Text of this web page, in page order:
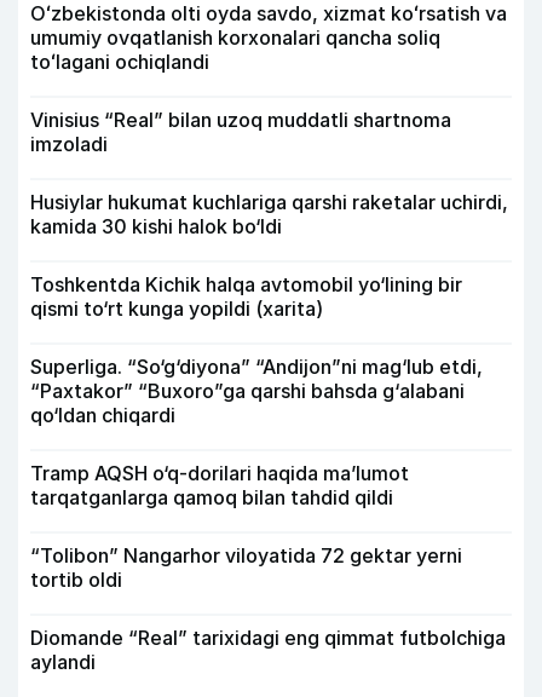
Oʻzbekistonda olti oyda savdo, xizmat koʻrsatish va
umumiy ovqatlanish korxonalari qancha soliq
toʻlagani ochiqlandi
Vinisius “Real” bilan uzoq muddatli shartnoma
imzoladi
Husiylar hukumat kuchlariga qarshi raketalar uchirdi,
kamida 30 kishi halok bo‘ldi
Toshkentda Kichik halqa avtomobil yo‘lining bir
qismi to‘rt kunga yopildi (xarita)
Superliga. “So‘g‘diyona” “Andijon”ni mag‘lub etdi,
“Paxtakor” “Buxoro”ga qarshi bahsda g‘alabani
qo‘ldan chiqardi
Tramp AQSH o‘q-dorilari haqida ma’lumot
tarqatganlarga qamoq bilan tahdid qildi
“Tolibon” Nangarhor viloyatida 72 gektar yerni
tortib oldi
Diomande “Real” tarixidagi eng qimmat futbolchiga
aylandi